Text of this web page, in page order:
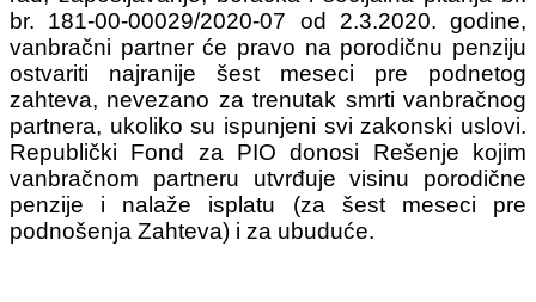
br. 181-00-00029/2020-07 od 2.3.2020. godine,
vanbračni partner će pravo na porodičnu penziju
ostvariti najranije šest meseci pre podnetog
zahteva, nevezano za trenutak smrti vanbračnog
partnera, ukoliko su ispunjeni svi zakonski uslovi.
Republički Fond za PIO donosi Rešenje kojim
vanbračnom partneru utvrđuje visinu porodične
penzije i nalaže isplatu (za šest meseci pre
podnošenja Zahteva) i za ubuduće.